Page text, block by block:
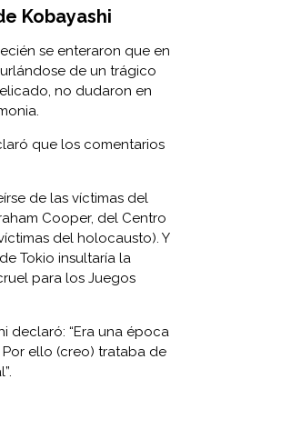
Kobayashi
se enteraron que en
de un trágico
no dudaron en
que los comentarios
de las víctimas del
Cooper, del Centro
del holocausto). Y
Tokio insultaría la
para los Juegos
declaró: “Era una época
ello (creo) trataba de